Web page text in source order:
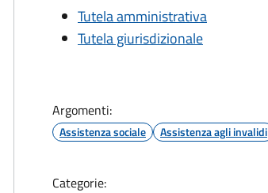
Tutela amministrativa
Tutela giurisdizionale
Argomenti:
Assistenza sociale Assistenza agli invalidi
Categorie: